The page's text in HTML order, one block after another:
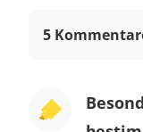
nur hat die
Parallelität
5